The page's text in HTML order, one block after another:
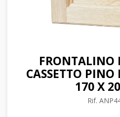
FRONTALINO
CASSETTO
170 X
Rif.